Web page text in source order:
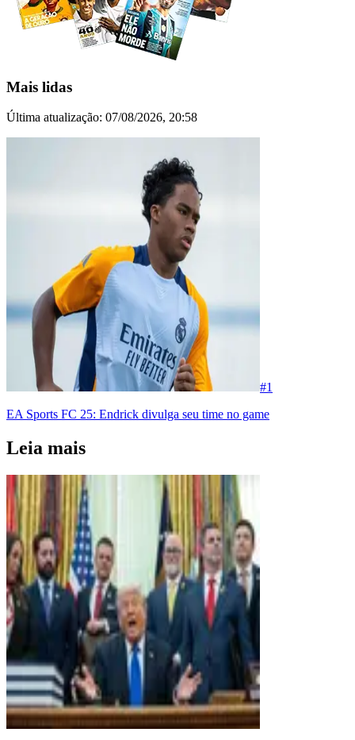
Mais lidas
Última atualização: 07/08/2026, 20:58
#1
EA Sports FC 25: Endrick divulga seu time no game
Leia mais